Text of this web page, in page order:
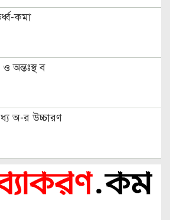
কমা
অন্তঃস্থ ব
অ-র উচ্চারণ